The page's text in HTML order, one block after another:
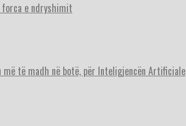
forca e ndryshimit
të madh në botë, për Inteligjencën Artificiale